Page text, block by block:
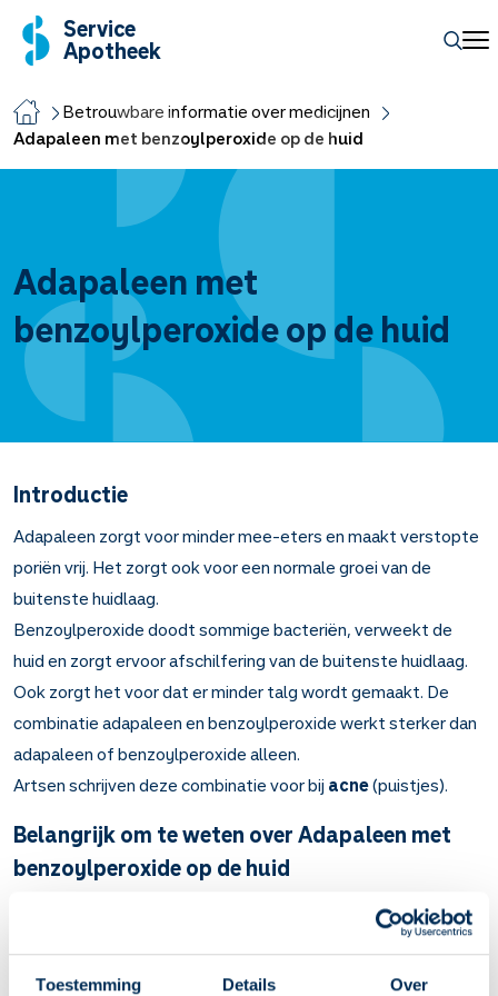
Toestemming Details Over
Service
Apotheek
Betrouwbare informatie over medicijnen
Adapaleen met benzoylperoxide op de huid
Adapaleen met
benzoylperoxide op de huid
Introductie
Adapaleen zorgt voor minder mee-eters en maakt verstopte
poriën vrij. Het zorgt ook voor een normale groei van de
buitenste huidlaag.
Benzoylperoxide doodt sommige bacteriën, verweekt de
huid en zorgt ervoor afschilfering van de buitenste huidlaag.
Ook zorgt het voor dat er minder talg wordt gemaakt. De
combinatie adapaleen en benzoylperoxide werkt sterker dan
adapaleen of benzoylperoxide alleen.
Artsen schrijven deze combinatie voor bij acne(puistjes).
Belangrijk om te weten over Adapaleen met
benzoylperoxide op de huid
Adapaleen zorgt voor een normale groei van de buitenste
huidlaag, vermindert mee-eters en maakt verstopte
poriën vrij. Benzoylperoxide doodt bacteriën , voorkomt
verstopte poriën en zorgt voor minder talg. De combinatie